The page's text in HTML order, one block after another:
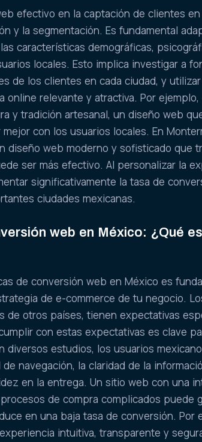
efectivo en la captación de clientes
y la segmentación. Es fundamental
características demográficas,
locales. Esto implica investigar a
de los clientes en cada ciudad, y
online relevante y atractiva. Por ejemplo,
y tradición artesanal, un diseño web
con los usuarios locales. En
diseño web moderno y sofisticado que
ser más efectivo. Al personalizar la
significativamente la tasa de
ciudades mexicanas.
web en México: ¿Qué
de conversión web en México es
de e-commerce de tu negocio.
de otros países, tienen expectativas
con estas expectativas es clave
diversos estudios, los usuarios
navegación, la claridad de la
en la entrega. Un sitio web con una
de compra complicados puede
en una baja tasa de conversión. Por
intuitiva, transparente y